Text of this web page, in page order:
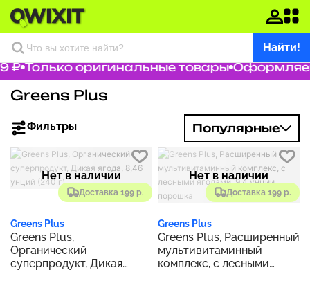
Найти!
₽ Только оригинальные товары
Greens Plus
Фильтры Популярные
Доставка 199 р.
Нет в наличии
Greens Plus
Greens Plus,
Органический
суперпродукт, Дикая
Доставка 199 р.
Нет в наличии
Greens Plus
Greens Plus, Расширенный
мультивитаминный
комплекс, с лесными